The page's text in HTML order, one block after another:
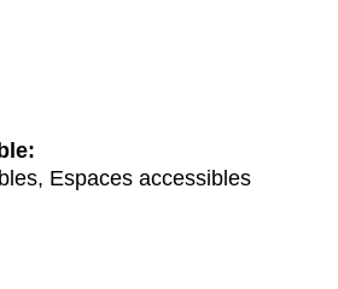
Espaces accessibles